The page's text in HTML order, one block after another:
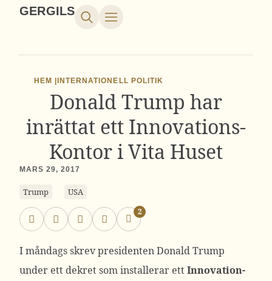
GERGILS
HEM | INTERNATIONELL POLITIK
Donald Trump har
inrättat ett Innovations-
Kontor i Vita Huset
MARS 29, 2017
Trump USA
2
I måndags skrev presidenten Donald Trump
under ett dekret som installerar ettInnovation-